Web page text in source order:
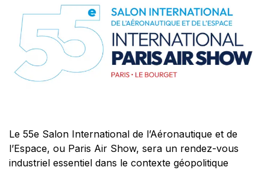
Le 55e Salon International de l’Aéronautique et de
l’Espace, ou Paris Air Show, sera un rendez-vous
industriel essentiel dans le contexte géopolitique